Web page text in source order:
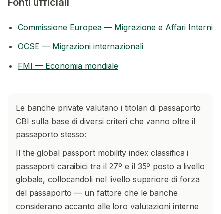
Fonti ufficiali
Commissione Europea — Migrazione e Affari Interni
OCSE — Migrazioni internazionali
FMI — Economia mondiale
Le banche private valutano i titolari di passaporto
CBI sulla base di diversi criteri che vanno oltre il
passaporto stesso:
Il the global passport mobility index classifica i
passaporti caraibici tra il 27º e il 35º posto a livello
globale, collocandoli nel livello superiore di forza
del passaporto — un fattore che le banche
considerano accanto alle loro valutazioni interne